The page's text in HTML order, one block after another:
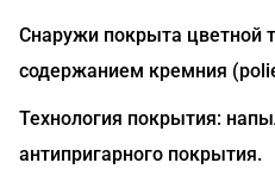
Снаружи покрыта цветной
содержанием кремния
Технология покрытия:
антипригарного покрытия.